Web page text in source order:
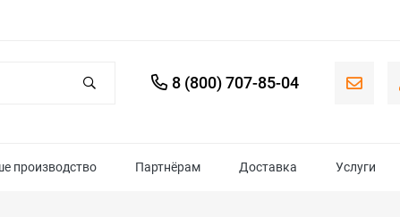
8 (800) 707-85-04
производство Партнёрам Доставка Услуги